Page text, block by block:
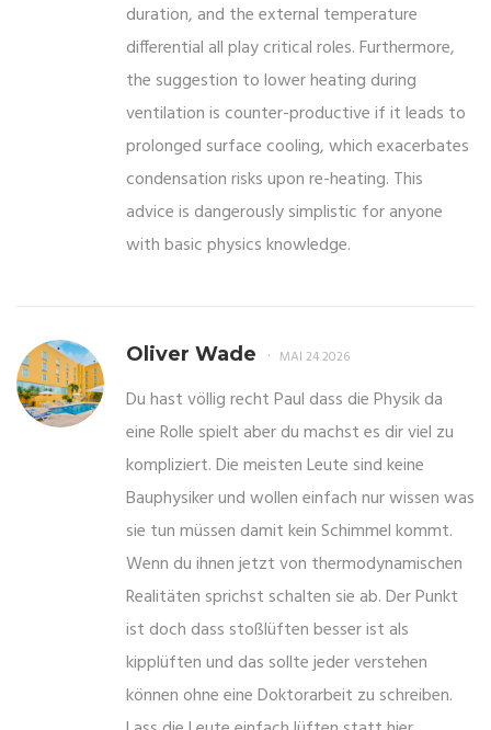
duration, and the external temperature
differential all play critical roles. Furthermore,
the suggestion to lower heating during
ventilation is counter-productive if it leads to
prolonged surface cooling, which exacerbates
condensation risks upon re-heating. This
advice is dangerously simplistic for anyone
with basic physics knowledge.
Oliver Wade MAI 24 2026
Du hast völlig recht Paul dass die Physik da
eine Rolle spielt aber du machst es dir viel zu
kompliziert. Die meisten Leute sind keine
Bauphysiker und wollen einfach nur wissen was
sie tun müssen damit kein Schimmel kommt.
Wenn du ihnen jetzt von thermodynamischen
Realitäten sprichst schalten sie ab. Der Punkt
ist doch dass stoßlüften besser ist als
kipplüften und das sollte jeder verstehen
können ohne eine Doktorarbeit zu schreiben.